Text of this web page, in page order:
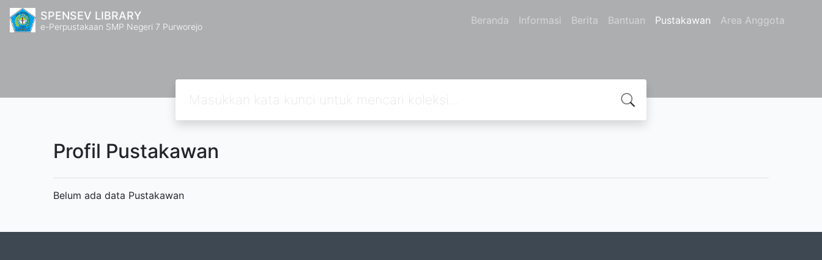
SPENSEV LIBRARY
e-Perpustakaan SMP Negeri 7 Purworejo Beranda Informasi Berita Bantuan Pustakawan Area Anggota
Profil Pustakawan
Belum ada data Pustakawan